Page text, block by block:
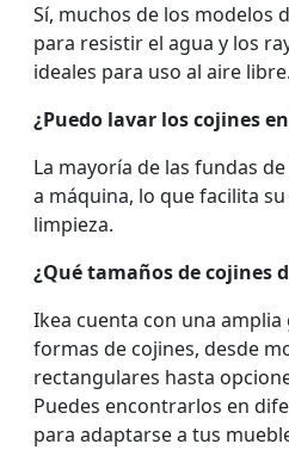
Sí, muchos de los modelos
para resistir el agua y los
ideales para uso al aire libre.
¿Puedo lavar los cojines
La mayoría de las fundas
a máquina, lo que facilita
limpieza.
¿Qué tamaños de cojines
Ikea cuenta con una
formas de cojines, desde
rectangulares hasta
Puedes encontrarlos en
para adaptarse a tus